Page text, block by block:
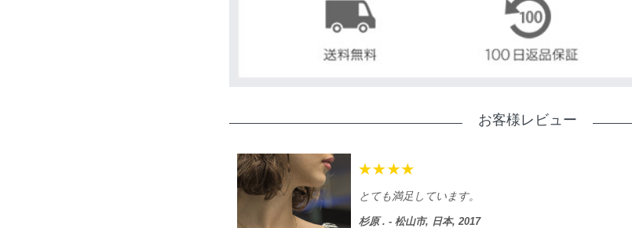
お客様レビュー
とても満足しています。
杉原 . - 松山市, 日本, 2017